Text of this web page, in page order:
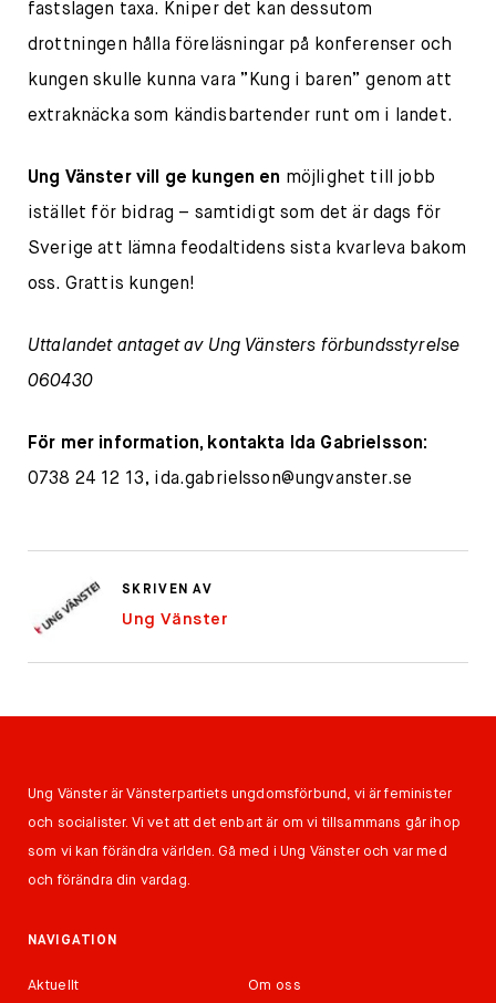
fastslagen taxa. Kniper det kan dessutom
drottningen hålla föreläsningar på konferenser och
kungen skulle kunna vara ”Kung i baren” genom att
extraknäcka som kändisbartender runt om i landet.
Ung Vänster vill ge kungen en möjlighet till jobb
istället för bidrag – samtidigt som det är dags för
Sverige att lämna feodaltidens sista kvarleva bakom
oss. Grattis kungen!
Uttalandet antaget av Ung Vänsters förbundsstyrelse
060430
För mer information, kontakta Ida Gabrielsson:
0738 24 12 13, ida.gabrielsson@ungvanster.se
SKRIVEN AV
Ung Vänster
Ung Vänster är Vänsterpartiets ungdomsförbund, vi är feminister
och socialister. Vi vet att det enbart är om vi tillsammans går ihop
som vi kan förändra världen. Gå med i Ung Vänster och var med
och förändra din vardag.
NAVIGATION
Aktuellt Om oss